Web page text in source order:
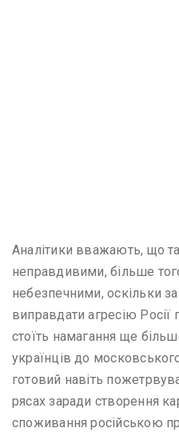
Аналітики вважають, що
неправдивими, більше
небезпечними, оскільки
виправдати агресію Росії
стоїть намагання ще
українців до
готовий навіть
рясах заради створення
споживання російською